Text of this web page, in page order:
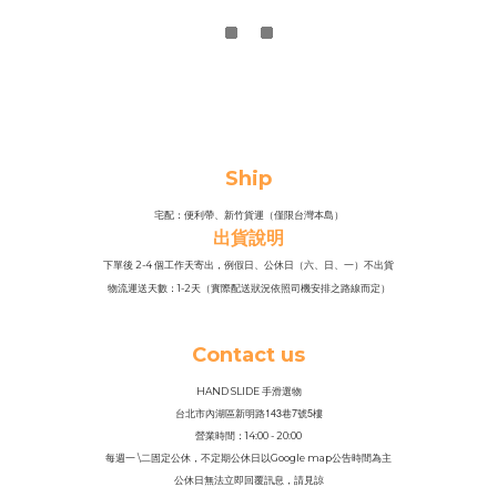
Ship
宅配：便利帶、新竹貨運（僅限台灣本島）
出貨說明
下單後 2-4 個工作天寄出，例假日、公休日（六、日、一）不出貨
物流運送天數：1-2天（實際配送狀況依照司機安排之路線而定）
Contact us
HAND SLIDE 手滑選物
台北市內湖區新明路143巷7號5樓
營業時間：14:00 - 20:00
每週一 \二固定公休，不定期公休日以Google map公告時間為主
公休日無法立即回覆訊息，請見諒